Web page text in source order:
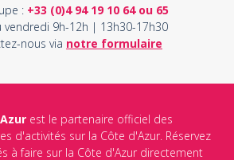
: +33 (0)4 94 19 10 64 ou 65
vendredi 9h-12h | 13h30-17h30
nous via notre formulaire
est le partenaire officiel des
d'activités sur la Côte d'Azur. Réservez
à faire sur la Côte d'Azur directement